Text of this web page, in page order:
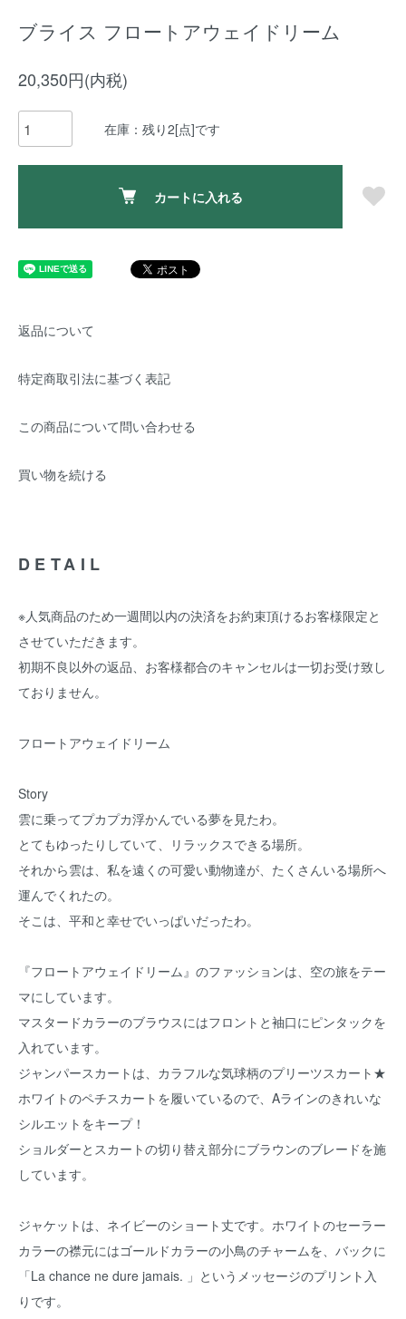
ブライス フロートアウェイドリーム
20,350円(内税)
在庫：残り2[点]です
カートに入れる
返品について
特定商取引法に基づく表記
この商品について問い合わせる
買い物を続ける
DETAIL
※人気商品のため一週間以内の決済をお約束頂けるお客様限定と
させていただきます。
初期不良以外の返品、お客様都合のキャンセルは一切お受け致し
ておりません。
フロートアウェイドリーム
Story
雲に乗ってプカプカ浮かんでいる夢を見たわ。
とてもゆったりしていて、リラックスできる場所。
それから雲は、私を遠くの可愛い動物達が、たくさんいる場所へ
運んでくれたの。
そこは、平和と幸せでいっぱいだったわ。
『フロートアウェイドリーム』のファッションは、空の旅をテー
マにしています。
マスタードカラーのブラウスにはフロントと袖口にピンタックを
入れています。
ジャンパースカートは、カラフルな気球柄のプリーツスカート★
ホワイトのペチスカートを履いているので、Aラインのきれいな
シルエットをキープ！
ショルダーとスカートの切り替え部分にブラウンのブレードを施
しています。
ジャケットは、ネイビーのショート丈です。ホワイトのセーラー
カラーの襟元にはゴールドカラーの小鳥のチャームを、バックに
「La chance ne dure jamais. 」というメッセージのプリント入
りです。